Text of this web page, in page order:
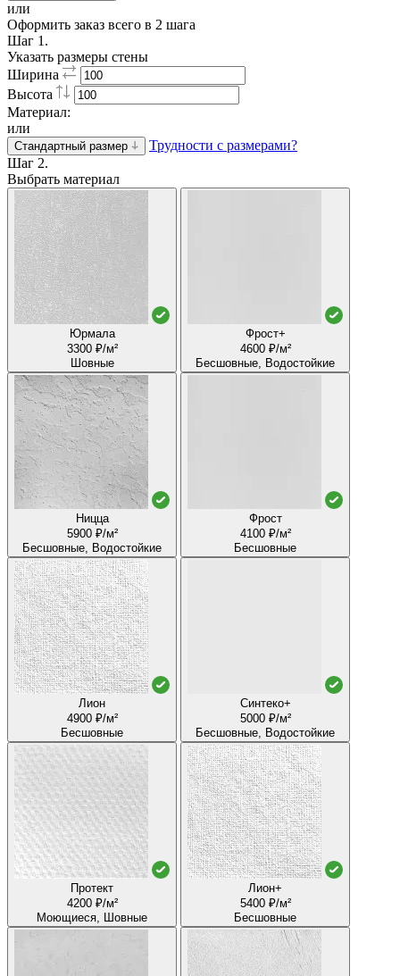
или
Оформить заказ всего в 2 шага
Шаг 1.
Указать размеры стены
Ширина
Высота
Материал:
или
Стандартный размер
Трудности с размерами?
Шаг 2.
Выбрать материал
Юрмала
3300 ₽/м²
Шовные
Фрост+
4600 ₽/м²
Бесшовные, Водостойкие
Ницца
5900 ₽/м²
Бесшовные, Водостойкие
Фрост
4100 ₽/м²
Бесшовные
Лион
4900 ₽/м²
Бесшовные
Синтеко+
5000 ₽/м²
Бесшовные, Водостойкие
Протект
4200 ₽/м²
Моющиеся, Шовные
Лион+
5400 ₽/м²
Бесшовные